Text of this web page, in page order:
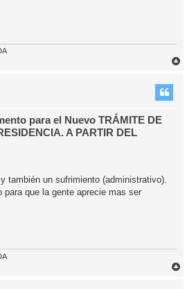
para el Nuevo TRÁMITE DE
A PARTIR DEL
también un sufrimiento (administrativo).
para que la gente aprecie mas ser